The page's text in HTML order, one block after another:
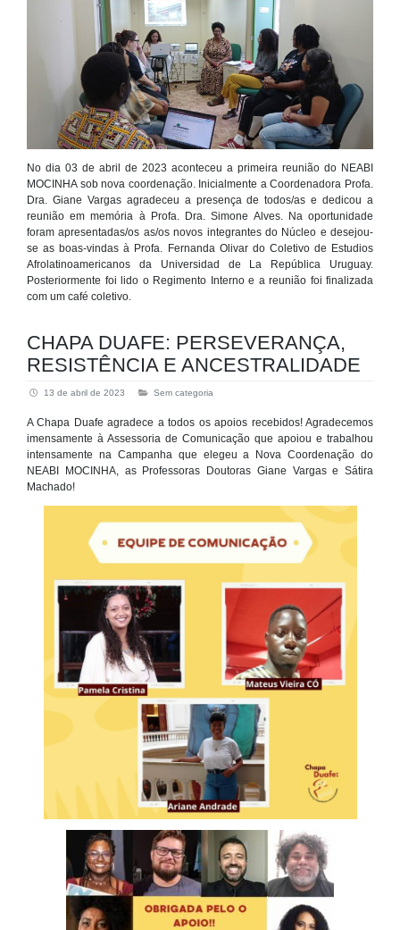
No dia 03 de abril de 2023 aconteceu a primeira reunião do NEABI
MOCINHA sob nova coordenação. Inicialmente a Coordenadora Profa.
Dra. Giane Vargas agradeceu a presença de todos/as e dedicou a
reunião em memória à Profa. Dra. Simone Alves. Na oportunidade
foram apresentadas/os as/os novos integrantes do Núcleo e desejou-
se as boas-vindas à Profa. Fernanda Olivar do Coletivo de Estudios
Afrolatinoamericanos da Universidad de La República Uruguay.
Posteriormente foi lido o Regimento Interno e a reunião foi finalizada
com um café coletivo.
CHAPA DUAFE: PERSEVERANÇA,
RESISTÊNCIA E ANCESTRALIDADE
13 de abril de 2023 Sem categoria
A Chapa Duafe agradece a todos os apoios recebidos! Agradecemos
imensamente à Assessoria de Comunicação que apoiou e trabalhou
intensamente na Campanha que elegeu a Nova Coordenação do
NEABI MOCINHA, as Professoras Doutoras Giane Vargas e Sátira
Machado!